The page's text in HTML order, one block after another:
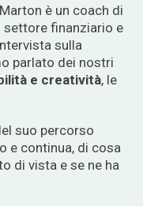
è un coach di
settore finanziario e
sulla
parlato dei nostri
e creatività, le
suo percorso
e continua, di cosa
di vista e se ne ha